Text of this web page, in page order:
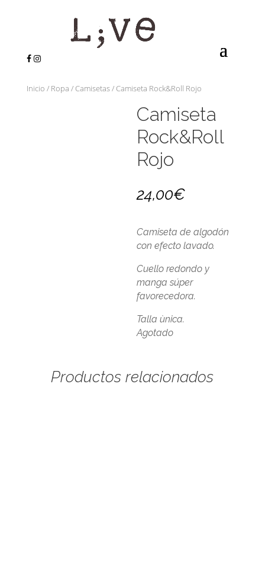
Inicio / Ropa / Camisetas/ Camiseta Rock&Roll Rojo
Camiseta
Rock&Roll
Rojo
24,00€
Camiseta de algodón
con efecto lavado.
Cuello redondo y
manga súper
favorecedora.
Talla ùnica.
Agotado
Productos relacionados